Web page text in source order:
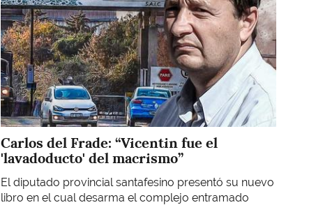
Carlos del Frade: “Vicentin fue el
'lavadoducto' del macrismo”
El diputado provincial santafesino presentó su nuevo
libro en el cual desarma el complejo entramado